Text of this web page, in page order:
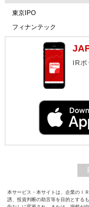
東京IPO
フィナンテック
IRポ
本サービス・本サイトは、企業のＩ
誘、投資判断の助言等を目的とする